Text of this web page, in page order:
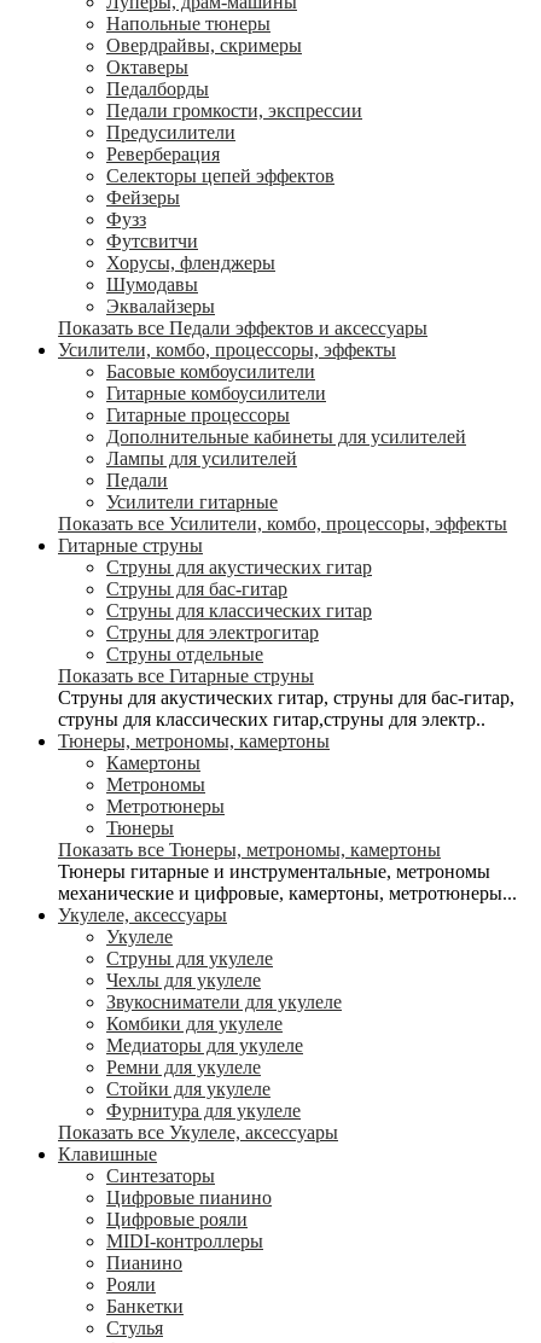
Напольные тюнеры
Овердрайвы, скримеры
Октаверы
Педалборды
Педали громкости, экспрессии
Предусилители
Реверберация
Селекторы цепей эффектов
Фейзеры
Фузз
Футсвитчи
Хорусы, фленджеры
Шумодавы
Эквалайзеры
Показать все Педали эффектов и аксессуары
Усилители, комбо, процессоры, эффекты
Басовые комбоусилители
Гитарные комбоусилители
Гитарные процессоры
Дополнительные кабинеты для усилителей
Лампы для усилителей
Педали
Усилители гитарные
Показать все Усилители, комбо, процессоры, эффекты
Гитарные струны
Струны для акустических гитар
Струны для бас-гитар
Струны для классических гитар
Струны для электрогитар
Струны отдельные
Показать все Гитарные струны
Струны для акустических гитар, струны для бас-гитар,
струны для классических гитар,струны для электр..
Тюнеры, метрономы, камертоны
Камертоны
Метрономы
Метротюнеры
Тюнеры
Показать все Тюнеры, метрономы, камертоны
Тюнеры гитарные и инструментальные, метрономы
механические и цифровые, камертоны, метротюнеры...
Укулеле, аксессуары
Укулеле
Струны для укулеле
Чехлы для укулеле
Звукосниматели для укулеле
Комбики для укулеле
Медиаторы для укулеле
Ремни для укулеле
Стойки для укулеле
Фурнитура для укулеле
Показать все Укулеле, аксессуары
Клавишные
Синтезаторы
Цифровые пианино
Цифровые рояли
MIDI-контроллеры
Пианино
Рояли
Банкетки
Стулья